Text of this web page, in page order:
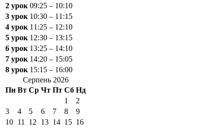
2 урок 09:25 – 10:10
3 урок 10:30 – 11:15
4 урок 11:25 – 12:10
5 урок 12:30 – 13:15
6 урок 13:25 – 14:10
7 урок 14:20 – 15:05
8 урок 15:15 – 16:00
Серпень 2026
Пн Вт Ср Чт Пт Сб Нд
1
2
3
4 5 6 7 8
9
10 11 12 13 14 15 16